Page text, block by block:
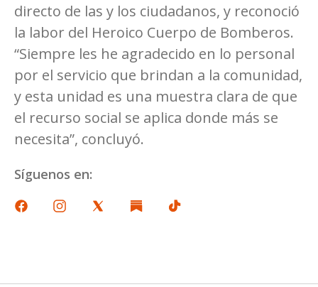
directo de las y los ciudadanos, y reconoció
la labor del Heroico Cuerpo de Bomberos.
“Siempre les he agradecido en lo personal
por el servicio que brindan a la comunidad,
y esta unidad es una muestra clara de que
el recurso social se aplica donde más se
necesita”, concluyó.
Síguenos en: